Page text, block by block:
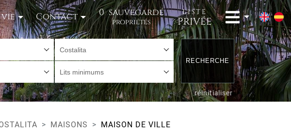
Contact 0 sauvegardé
propriétés
LISTE
PRIVÉE
Costalita
Lits minimums
RECHERCHE
réinitialiser
MAISONS MAISON DE VILLE